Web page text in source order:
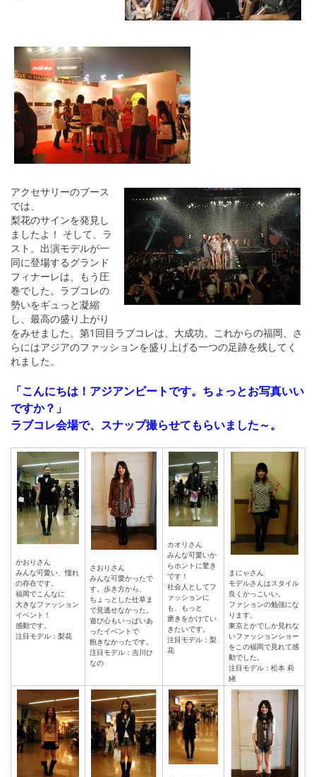
アクセサリーのブース
では、
梨花のサインを発見し
ましたよ！ そして、ラ
スト。出演モデルが一
同に登場するグランド
フィナーレは、もう圧
巻でした。ラブコレの
勢いをギュっと凝縮
し、最高の盛り上がり
をみせました。第1回目ラブコレは、大成功。これからの福岡、さ
らにはアジアのファッションを盛り上げる一つの足跡を残してく
れました。
「こんにちは！アジアンビートです。ちょっとお写真いい
ですか？」
ラブコレ会場で、スナップ撮らせてもらいました～。
かおりさん
みんな可愛い、憧れ
の存在です。
福岡でこんなに
大きなファッション
イベント！
感動です。
注目モデル：梨花
さおりさん
みんな可愛かったで
す。歩き方から、
ちょっとした仕草ま
で見逃せなかった。
遊び心もいっぱいあ
ったイベントで
飽きなかったです。
注目モデル：吉川ひ
なの
カオリさん
みんな可愛いか
らホントに驚き
です！
社会人としてフ
ァッションに
も、もっと
磨きをかけてい
きたいです。
注目モデル：梨
花
まにゃさん
モデルさんはスタイル
良くかっこいい。
ファションの勉強にな
ります。
東京とかでしか見れな
いファッションショー
をこの福岡で見れて感
動でした。
注目モデル：松本 莉
緖